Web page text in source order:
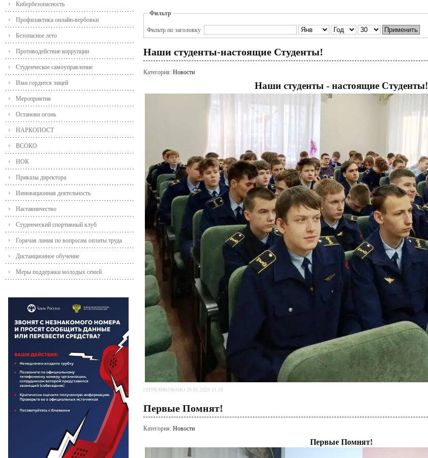
Кибербезопасность
Профилактика онлайн-вербовки
Безопасное лето
Противодействие коррупции
Студенческое самоуправление
Ими гордится лицей
Мероприятия
Останови огонь
НАРКОПОСТ
ВСОКО
НОК
Приказы директора
Инновационная деятельность
Наставничество
Студенческий спортивный клуб
Горячая линия по вопросам оплаты труда
Дистанционное обучение
Меры поддержки молодых семей
Фильтр
Фильтр по заголовку Применить
Наши студенты-настоящие Студенты!
Категория: Новости
Наши студенты - настоящие Студенты!
ОПУБЛИКОВАНО 29.01.2026 11:18
Первые Помнят!
Категория: Новости
Первые Помнят!